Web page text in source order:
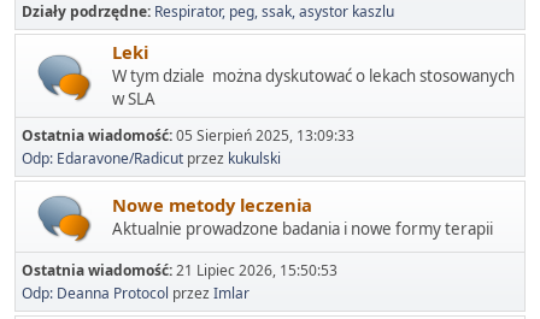
Działy podrzędne Respirator, peg, ssak, asystor kaszlu
Leki
W tym dziale można dyskutować o lekach stosowanych
w SLA
Ostatnia wiadomość:05 Sierpień 2025, 13:09:33
Odp: Edaravone/Radicut przez kukulski
Nowe metody leczenia
Aktualnie prowadzone badania i nowe formy terapii
Ostatnia wiadomość:21 Lipiec 2026, 15:50:53
Odp: Deanna Protocol przezImlar